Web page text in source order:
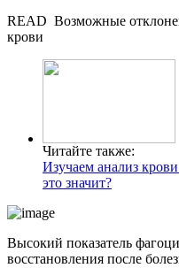
READ Возможные
крови
Читайте также:
Изучаем анализ
это значит?
Высокий показатель
восстановления после